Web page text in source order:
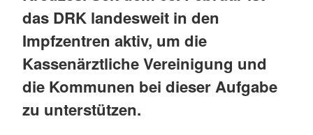
das DRK landesweit in den
Impfzentren aktiv, um die
Kassenärztliche Vereinigung und
die Kommunen bei dieser Aufgabe
zu unterstützen.